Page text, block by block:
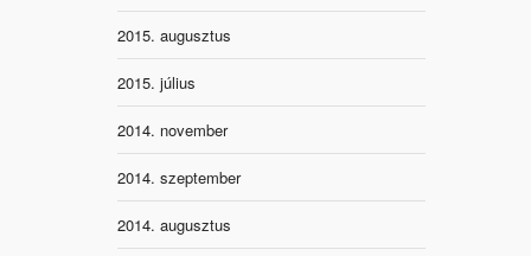
2015. augusztus
2015. július
2014. november
2014. szeptember
2014. augusztus